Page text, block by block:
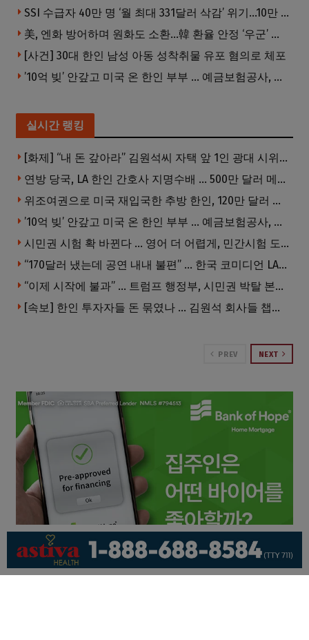
SSI 수급자 40만 명 ‘월 최대 331달러 삭감’ 위기…10만 명은 수급자격 상실
美, 엔화 방어하며 원화도 소환…韓 환율 안정 ‘우군’ 되나
[사건] 30대 한인 남성 아동 성착취물 유포 혐의로 체포
’10억 빚’ 안갚고 미국 온 한인 부부 … 예금보험공사, 미국서 소송
실시간 랭킹
[화제] “내 돈 갚아라” 김원석씨 자택 앞 1인 광대 시위 … 한인 투자사, “108만 달러 못받아”
연방 당국, LA 한인 간호사 지명수배 … 500만 달러 메디캐어 사기, 선고 직전 한국 도주
위조여권으로 미국 재입국한 추방 한인, 120만 달러 은행 사기 행각
’10억 빚’ 안갚고 미국 온 한인 부부 … 예금보험공사, 미국서 소송
시민권 시험 확 바뀐다 … 영어 더 어렵게, 민간시험 도입 추진
“170달러 냈는데 공연 내내 불편” … 한국 코미디언 LA공연, 음향 불량에 외모 비하 개그 논란
“이제 시작에 불과” … 트럼프 행정부, 시민권 박탈 본격화
[속보] 한인 투자자들 돈 묶였나 … 김원석 회사들 챕터7 강제파산·자진파산 잇따라 신청
PREV NEXT